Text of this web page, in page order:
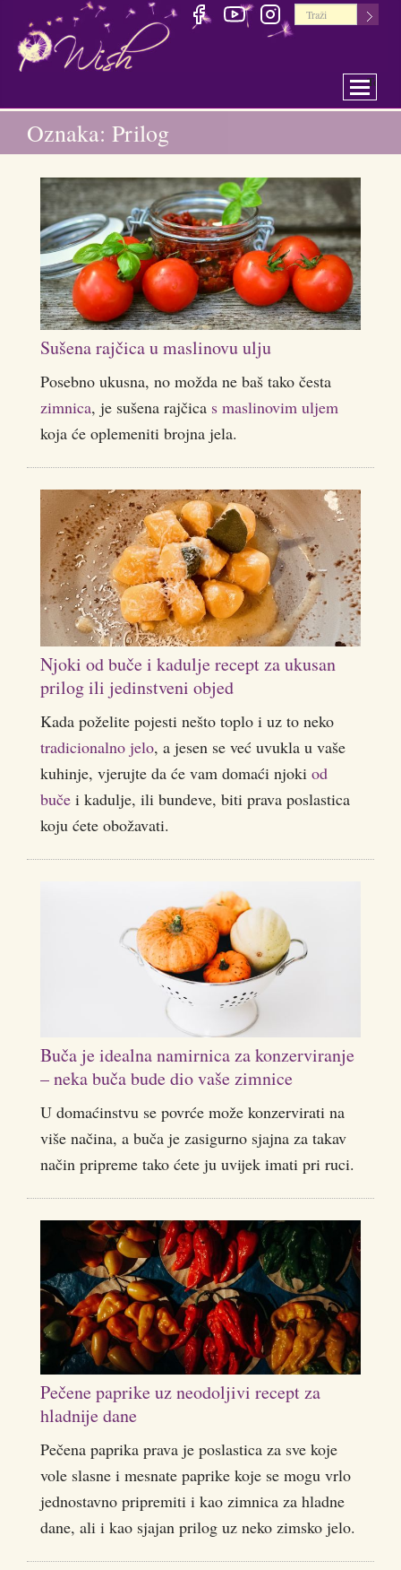
Oznaka: Prilog
Sušena rajčica u maslinovu ulju
Posebno ukusna, no možda ne baš tako česta
zimnica, je sušena rajčica s maslinovim uljem
koja će oplemeniti brojna jela.
Njoki od buče i kadulje recept za ukusan
prilog ili jedinstveni objed
Kada poželite pojesti nešto toplo i uz to neko
tradicionalno jelo, a jesen se već uvukla u vaše
kuhinje, vjerujte da će vam domaći njoki od
buče i kadulje, ili bundeve, biti prava poslastica
koju ćete obožavati.
Buča je idealna namirnica za konzerviranje
– neka buča bude dio vaše zimnice
U domaćinstvu se povrće može konzervirati na
više načina, a buča je zasigurno sjajna za takav
način pripreme tako ćete ju uvijek imati pri ruci.
Pečene paprike uz neodoljivi recept za
hladnije dane
Pečena paprika prava je poslastica za sve koje
vole slasne i mesnate paprike koje se mogu vrlo
jednostavno pripremiti i kao zimnica za hladne
dane, ali i kao sjajan prilog uz neko zimsko jelo.